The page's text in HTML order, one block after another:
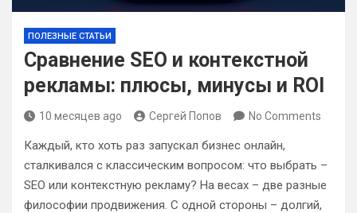
ПОЛЕЗНЫЕ СТАТЬИ
Сравнение SEO и контекстной
рекламы: плюсы, минусы и ROI
10 месяцев ago Сергей Попов No Comments
Каждый, кто хоть раз запускал бизнес онлайн,
сталкивался с классическим вопросом: что выбрать –
SEO или контекстную рекламу? На весах – две разные
философии продвижения. С одной стороны – долгий,